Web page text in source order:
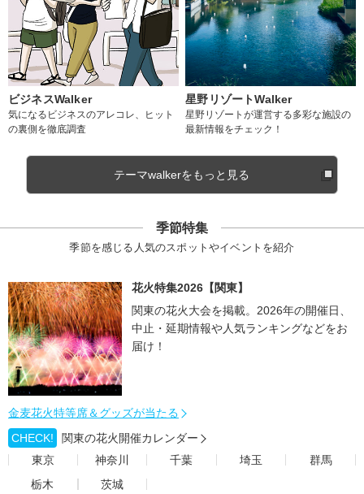
ビジネスWalker
気になるビジネスのアレコレ、ヒット
の裏側を徹底調査
星野リゾートWalker
星野リゾートが運営する多彩な施設の
最新情報をチェック！
テーマwalkerをもっと見る
季節特集
季節を感じる人気のスポットやイベントを紹介
花火特集2026【関東】
関東の花火大会を掲載。2026年の開催日、
中止・延期情報や人気ランキングなどをお
届け！
金麦花火特等席＆グッズが当たる
CHECK!
関東の花火開催カレンダー
東京
神奈川 千葉 埼玉
群馬
栃木
茨城